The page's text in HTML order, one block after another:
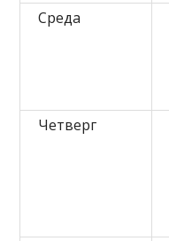
Среда
Четверг